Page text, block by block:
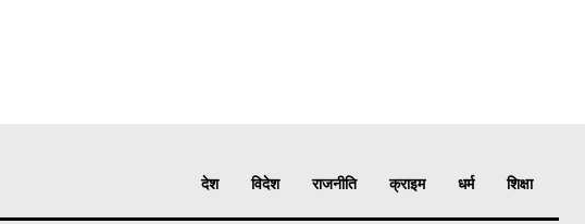
देश विदेश राजनीति क्राइम धर्म शिक्षा